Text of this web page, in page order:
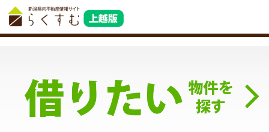
サービス利用規約｜
運営会社｜お問合せ
不動産検索サイト「らくすむ」及び関連サイトに記載の不動産情報は、会員規約に則り、情報提供
会社様の責任のもとに発信されております。
不動産の賃借、購入に関しては賃借者、購入者ご自身が情報を確認され、会社企業様から説明を受
けられたうえで判断をお願いいたします。
不動産検索サイト「らくすむ」及び関連サイトに記載の不動産情報、写真、デザイン、コンテンツ